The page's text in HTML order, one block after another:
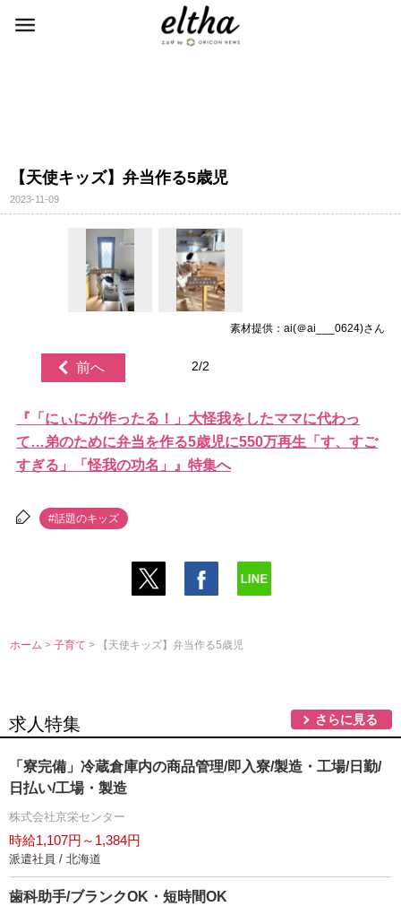
【天使キッズ】弁当作る5歳児
2023-11-09
素材提供：ai(＠ai___0624)さん
前へ 2/2
『「にぃにが作ったる！」大怪我をしたママに代わっ
て…弟のために弁当を作る5歳児に550万再生「す、すご
すぎる」「怪我の功名」』特集へ
#話題のキッズ
ホーム >子育て> 【天使キッズ】弁当作る5歳児
求人特集 さらに見る
「寮完備」冷蔵倉庫内の商品管理/即入寮/製造・工場/日勤/
日払い/工場・製造
株式会社京栄センター
時給1,107円～1,384円
派遣社員 / 北海道
歯科助手/ブランクOK・短時間OK